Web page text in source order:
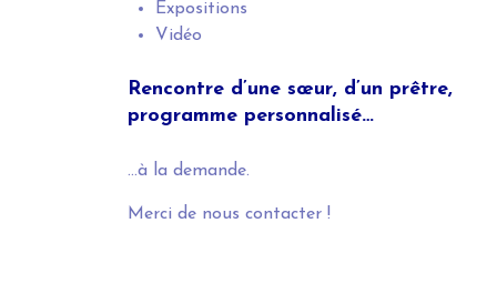
Expositions
Vidéo
Rencontre d’une sœur, d’un prêtre,
programme personnalisé…
…à la demande.
Merci de nous contacter !